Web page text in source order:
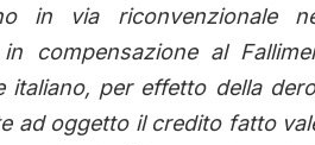
in via riconvenzionale
compensazione al
italiano, per effetto della
ad oggetto il credito fatto